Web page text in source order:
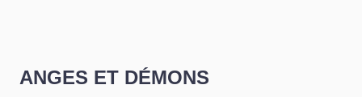
ANGES ET DÉMONS